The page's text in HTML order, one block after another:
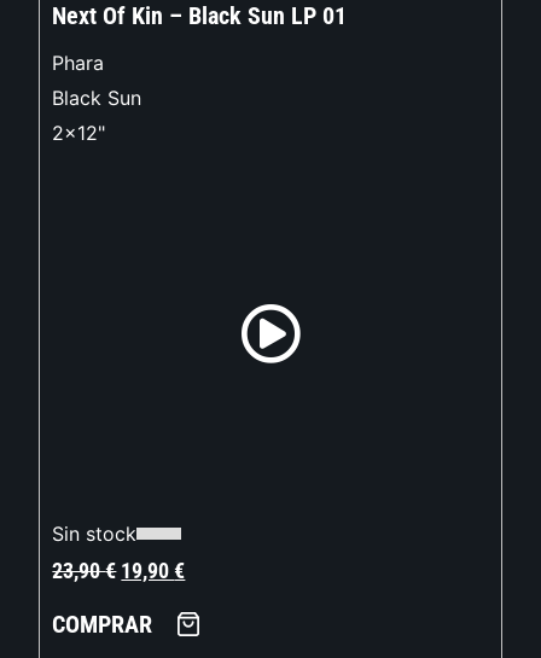
Next Of Kin – Black Sun LP 01
Phara
Black Sun
2x12"
Sin stock
23,90€ 19,90€
COMPRAR